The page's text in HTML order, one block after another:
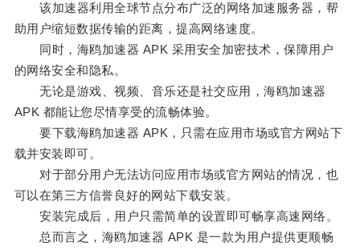
该加速器利用全球节点分布广泛的网络加速服务器，帮
助用户缩短数据传输的距离，提高网络速度。
同时，海鸥加速器 APK 采用安全加密技术，保障用户
的网络安全和隐私。
无论是游戏、视频、音乐还是社交应用，海鸥加速器
APK 都能让您尽情享受的流畅体验。
要下载海鸥加速器 APK，只需在应用市场或官方网站下
载并安装即可。
对于部分用户无法访问应用市场或官方网站的情况，也
可以在第三方信誉良好的网站下载安装。
安装完成后，用户只需简单的设置即可畅享高速网络。
总而言之，海鸥加速器 APK 是一款为用户提供更顺畅